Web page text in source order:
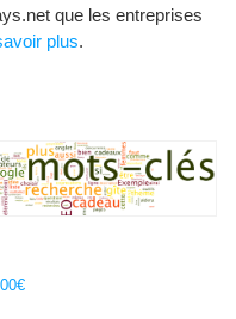
que les entreprises
plus.
€